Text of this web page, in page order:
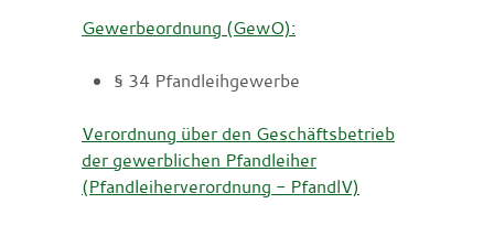
Gewerbeordnung (GewO):
§ 34 Pfandleihgewerbe
Verordnung über den Geschäftsbetrieb
der gewerblichen Pfandleiher
(Pfandleiherverordnung - PfandlV)